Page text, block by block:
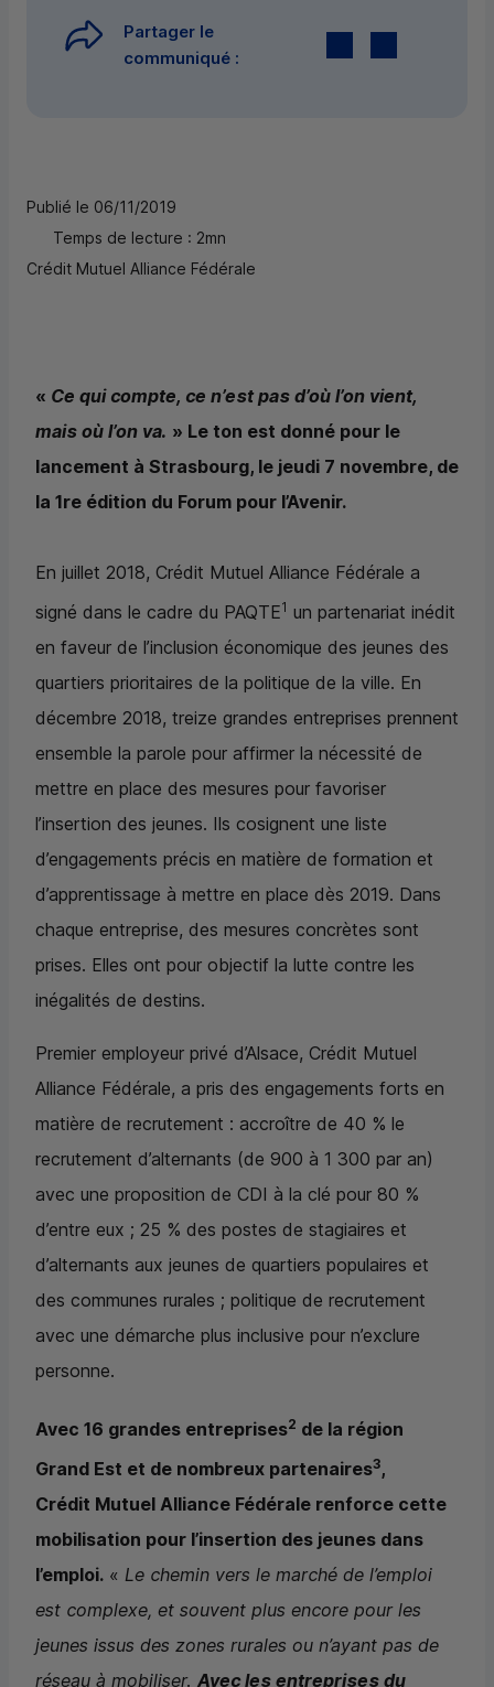
Partager le
communiqué :
Publié le 06/11/2019
Temps de lecture : 2mn
Crédit Mutuel Alliance Fédérale
« Ce qui compte, ce n’est pas d’où l’on vient,
mais où l’on va. » Le ton est donné pour le
lancement à Strasbourg, le jeudi 7 novembre, de
la 1re édition du Forum pour l’Avenir.
En juillet 2018, Crédit Mutuel Alliance Fédérale a
signé dans le cadre du PAQTE1 un partenariat inédit
en faveur de l’inclusion économique des jeunes des
quartiers prioritaires de la politique de la ville. En
décembre 2018, treize grandes entreprises prennent
ensemble la parole pour affirmer la nécessité de
mettre en place des mesures pour favoriser
l’insertion des jeunes. Ils cosignent une liste
d’engagements précis en matière de formation et
d’apprentissage à mettre en place dès 2019. Dans
chaque entreprise, des mesures concrètes sont
prises. Elles ont pour objectif la lutte contre les
inégalités de destins.
Premier employeur privé d’Alsace, Crédit Mutuel
Alliance Fédérale, a pris des engagements forts en
matière de recrutement : accroître de 40 % le
recrutement d’alternants (de 900 à 1 300 par an)
avec une proposition de CDI à la clé pour 80 %
d’entre eux ; 25 % des postes de stagiaires et
d’alternants aux jeunes de quartiers populaires et
des communes rurales ; politique de recrutement
avec une démarche plus inclusive pour n’exclure
personne.
Avec 16 grandes entreprises2 de la région
Grand Est et de nombreux partenaires3,
Crédit Mutuel Alliance Fédérale renforce cette
mobilisation pour l’insertion des jeunes dans
l’emploi. « Le chemin vers le marché de l’emploi
est complexe, et souvent plus encore pour les
jeunes issus des zones rurales ou n’ayant pas de
réseau à mobiliser. Avec les entreprises du